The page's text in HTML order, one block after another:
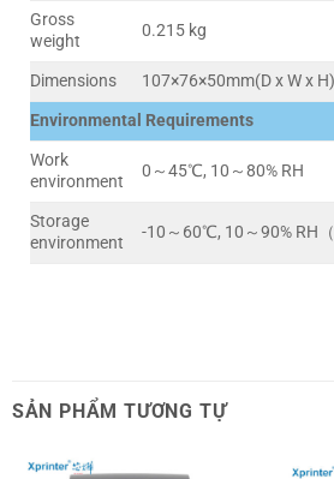
Gross
weight
0.215 kg
Dimensions
107×76×50mm(D x W x H)
Environmental Requirements
Work
environment
0～45℃, 10～80% RH
Storage
environment
-10～60℃, 10～90% RH
SẢN PHẨM TƯƠNG TỰ